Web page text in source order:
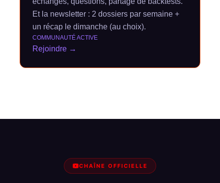
Et la newsletter : 2 dossiers par semaine +
un récap le dimanche (au choix).
COMMUNAUTÉ ACTIVE
Rejoindre →
CHAÎNE OFFICIELLE